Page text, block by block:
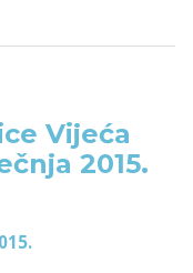
Vijeća
2015.